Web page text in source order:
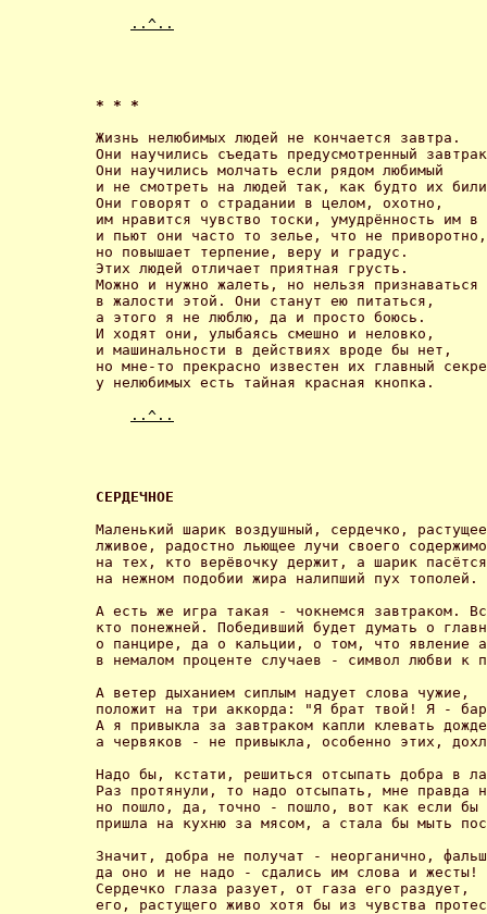
..^..
* * *
Жизнь нелюбимых людей не кончается завтра.
Они научились съедать предусмотренный
Они научились молчать если рядом любимый
и не смотреть на людей так, как будто их
Они говорят о страдании в целом, охотно,
им нравится чувство тоски, умудрённость им в
и пьют они часто то зелье, что не приворотно,
но повышает терпение, веру и градус.
Этих людей отличает приятная грусть.
Можно и нужно жалеть, но нельзя признаваться
в жалости этой. Они станут ею питаться,
а этого я не люблю, да и просто боюсь.
И ходят они, улыбаясь смешно и неловко,
и машинальности в действиях вроде бы нет,
но мне-то прекрасно известен их главный
у нелюбимых есть тайная красная кнопка.
..^..
СЕРДЕЧНОЕ
Маленький шарик воздушный, сердечко,
лживое, радостно льющее лучи своего
на тех, кто верёвочку держит, а шарик
на нежном подобии жира налипший пух тополей.
А есть же игра такая - чокнемся завтраком.
кто понежней. Победивший будет думать о
о панцире, да о кальции, о том, что явление
в немалом проценте случаев - символ любви к
А ветер дыханием сиплым надует слова чужие,
положит на три аккорда: "Я брат твой! Я -
А я привыкла за завтраком капли клевать
а червяков - не привыкла, особенно этих,
Надо бы, кстати, решиться отсыпать добра в
Раз протянули, то надо отсыпать, мне правда
но пошло, да, точно - пошло, вот как если бы
пришла на кухню за мясом, а стала бы мыть
Значит, добра не получат - неорганично,
да оно и не надо - сдались им слова и жесты!
Сердечко глаза разует, от газа его раздует,
его, растущего живо хотя бы из чувства